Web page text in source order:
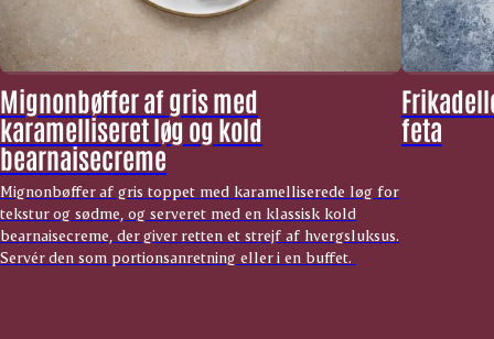
Mignonbøffer af gris med
karamelliseret løg og kold
bearnaisecreme
Mignonbøffer af gris toppet med karamelliserede løg for
tekstur og sødme, og serveret med en klassisk kold
bearnaisecreme, der giver retten et strejf af hvergsluksus.
Servér den som portionsanretning eller i en buffet.
feta